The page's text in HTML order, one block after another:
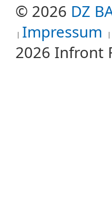
© 2026 DZ
Impressum
2026 Infront